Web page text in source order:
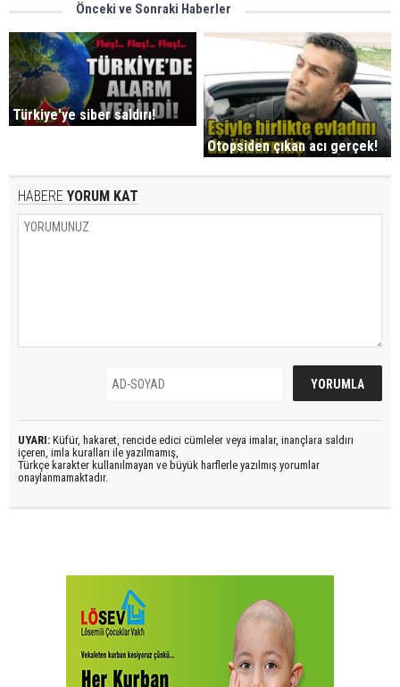
Önceki ve Sonraki Haberler
Türkiye'ye siber saldırı!
Otopsiden çıkan acı gerçek!
HABERE YORUM KAT
UYARI: Küfür, hakaret, rencide edici cümleler veya imalar, inançlara saldırı
içeren, imla kuralları ile yazılmamış,
Türkçe karakter kullanılmayan ve büyük harflerle yazılmış yorumlar
onaylanmamaktadır.